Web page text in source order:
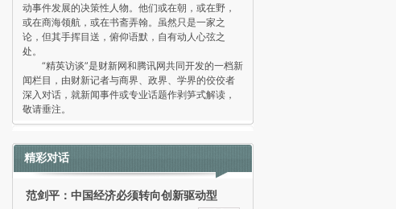
动事件发展的决策性人物。他们或在朝，或在野，
或在商海领航，或在书斋弄翰。虽然只是一家之
论，但其手挥目送，俯仰语默，自有动人心弦之
处。
“精英访谈”是财新网和腾讯网共同开发的一档新
闻栏目，由财新记者与商界、政界、学界的佼佼者
深入对话，就新闻事件或专业话题作剥笋式解读，
敬请垂注。
精彩对话
范剑平：中国经济必须转向创新驱动型